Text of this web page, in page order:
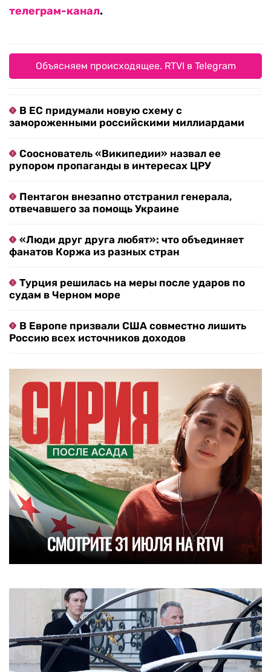
телеграм-канал.
Объясняем происходящее. RTVI в Telegram
В ЕС придумали новую схему с
замороженными российскими миллиардами
Сооснователь «Википедии» назвал ее
рупором пропаганды в интересах ЦРУ
Пентагон внезапно отстранил генерала,
отвечавшего за помощь Украине
«Люди друг друга любят»: что объединяет
фанатов Коржа из разных стран
Турция решилась на меры после ударов по
судам в Черном море
В Европе призвали США совместно лишить
Россию всех источников доходов